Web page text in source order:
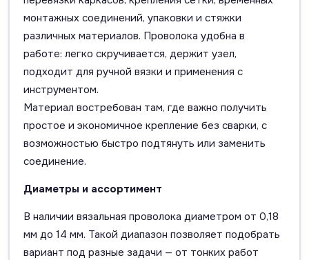
монтажных соединений, упаковки и стяжки
различных материалов. Проволока удобна в
работе: легко скручивается, держит узел,
подходит для ручной вязки и применения с
инструментом.
Материал востребован там, где важно получить
простое и экономичное крепление без сварки, с
возможностью быстро подтянуть или заменить
соединение.
Диаметры и ассортимент
В наличии вязальная проволока диаметром от 0,18
мм до 14 мм. Такой диапазон позволяет подобрать
вариант под разные задачи — от тонких работ